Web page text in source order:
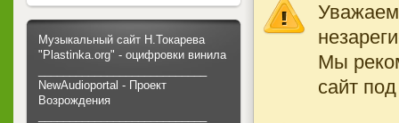
Мы
сайт
Музыкальный сайт Н.Токарева
"Plastinka.org" - оцифровки винила
NewAudioportal - Проект
Возрождения